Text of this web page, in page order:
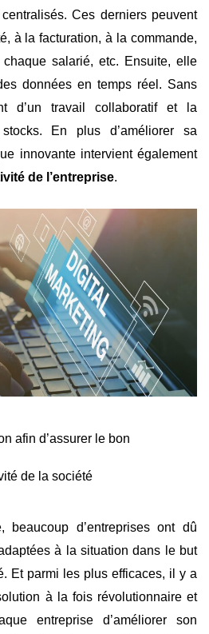
Ces derniers peuvent
à la facturation, à la commande,
salarié, etc. Ensuite, elle
données en temps réel. Sans
d’un travail collaboratif et la
En plus d’améliorer sa
innovante intervient également
de l’entreprise.
afin d’assurer le bon
de la société
beaucoup d’entreprises ont dû
à la situation dans le but
Et parmi les plus efficaces, il y a
à la fois révolutionnaire et
entreprise d’améliorer son